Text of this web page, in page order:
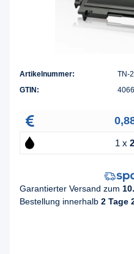
Artikelnummer:
TN-
GTIN:
1 x
Garantierter Versand zum
Bestellung innerhalb 2 Tage